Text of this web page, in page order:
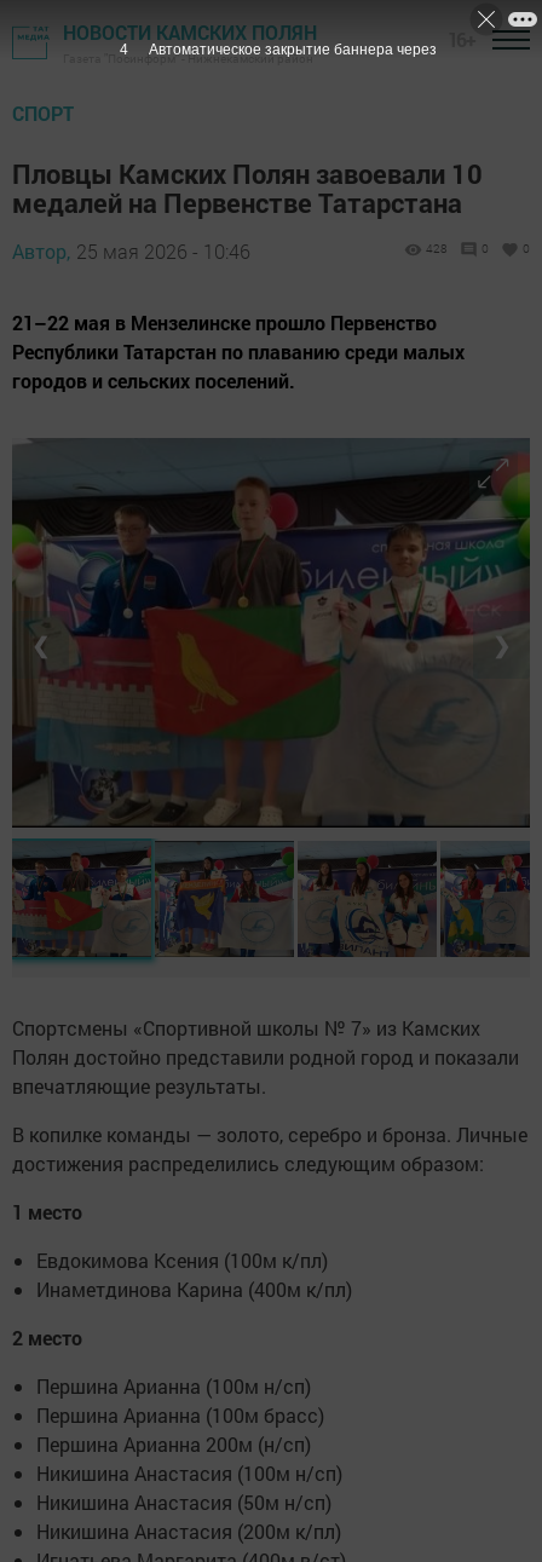
НОВОСТИ КАМСКИХ ПОЛЯН
Газета "Посинформ" - Нижнекамский район
СПОРТ
Пловцы Камских Полян завоевали 10
медалей на Первенстве Татарстана
Автор, 25 мая 2026 - 10:46 428 0 0
21–22 мая в Мензелинске прошло Первенство
Республики Татарстан по плаванию среди малых
городов и сельских поселений.
❮ ❯
Спортсмены «Спортивной школы № 7» из Камских
Полян достойно представили родной город и показали
впечатляющие результаты.
В копилке команды — золото, серебро и бронза. Личные
достижения распределились следующим образом:
1 место
Евдокимова Ксения (100м к/пл)
Инаметдинова Карина (400м к/пл)
2 место
Першина Арианна (100м н/сп)
Першина Арианна (100м брасс)
Першина Арианна 200м (н/сп)
Никишина Анастасия (100м н/сп)
Никишина Анастасия (50м н/сп)
Никишина Анастасия (200м к/пл)
3 Автоматическое закрытие баннера через